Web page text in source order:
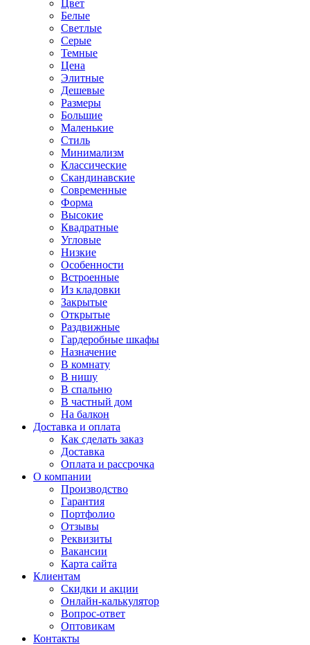
Цвет
Белые
Светлые
Серые
Темные
Цена
Элитные
Дешевые
Размеры
Большие
Маленькие
Стиль
Минимализм
Классические
Скандинавские
Современные
Форма
Высокие
Квадратные
Угловые
Низкие
Особенности
Встроенные
Из кладовки
Закрытые
Открытые
Раздвижные
Гардеробные шкафы
Назначение
В комнату
В нишу
В спальню
В частный дом
На балкон
Доставка и оплата
Как сделать заказ
Доставка
Оплата и рассрочка
О компании
Производство
Гарантия
Портфолио
Отзывы
Реквизиты
Вакансии
Карта сайта
Клиентам
Скидки и акции
Онлайн-калькулятор
Вопрос-ответ
Оптовикам
Контакты